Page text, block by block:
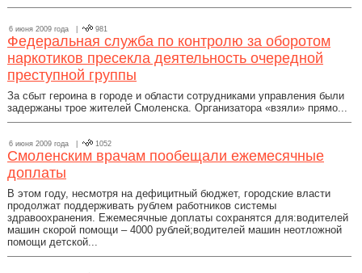
6 июня 2009 года | 981
Федеральная служба по контролю за оборотом
наркотиков пресекла деятельность очередной
преступной группы
За сбыт героина в городе и области сотрудниками управления были
задержаны трое жителей Смоленска. Организатора «взяли» прямо...
6 июня 2009 года | 1052
Смоленским врачам пообещали ежемесячные
доплаты
В этом году, несмотря на дефицитный бюджет, городские власти
продолжат поддерживать рублем работников системы
здравоохранения. Ежемесячные доплаты сохранятся для:водителей
машин скорой помощи – 4000 рублей;водителей машин неотложной
помощи детской...